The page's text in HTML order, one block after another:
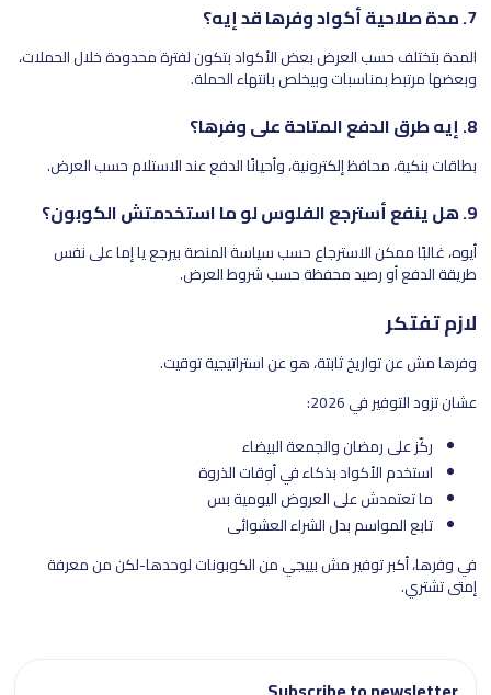
7. مدة صلاحية أكواد وفرها قد إيه؟
المدة بتختلف حسب العرض بعض الأكواد بتكون لفترة محدودة خلال الحملات،
وبعضها مرتبط بمناسبات وبيخلص بانتهاء الحملة.
8. إيه طرق الدفع المتاحة على وفرها؟
بطاقات بنكية، محافظ إلكترونية، وأحيانًا الدفع عند الاستلام حسب العرض.
9. هل ينفع أسترجع الفلوس لو ما استخدمتش الكوبون؟
أيوه، غالبًا ممكن الاسترجاع حسب سياسة المنصة بيرجع يا إما على نفس
طريقة الدفع أو رصيد محفظة حسب شروط العرض.
لازم تفتكر
وفرها مش عن تواريخ ثابتة، هو عن استراتيجية توقيت.
عشان تزود التوفير في 2026:
ركّز على رمضان والجمعة البيضاء
استخدم الأكواد بذكاء في أوقات الذروة
ما تعتمدش على العروض اليومية بس
تابع المواسم بدل الشراء العشوائي
في وفرها، أكبر توفير مش بييجي من الكوبونات لوحدها-لكن من معرفة
إمتى تشتري.